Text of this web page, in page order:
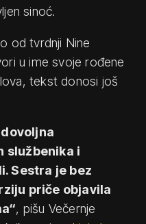
sinoć.
od tvrdnji Nine
u ime svoje rođene
tekst donosi još
službenika i
Sestra je bez
priče objavila
, pišu Večernje